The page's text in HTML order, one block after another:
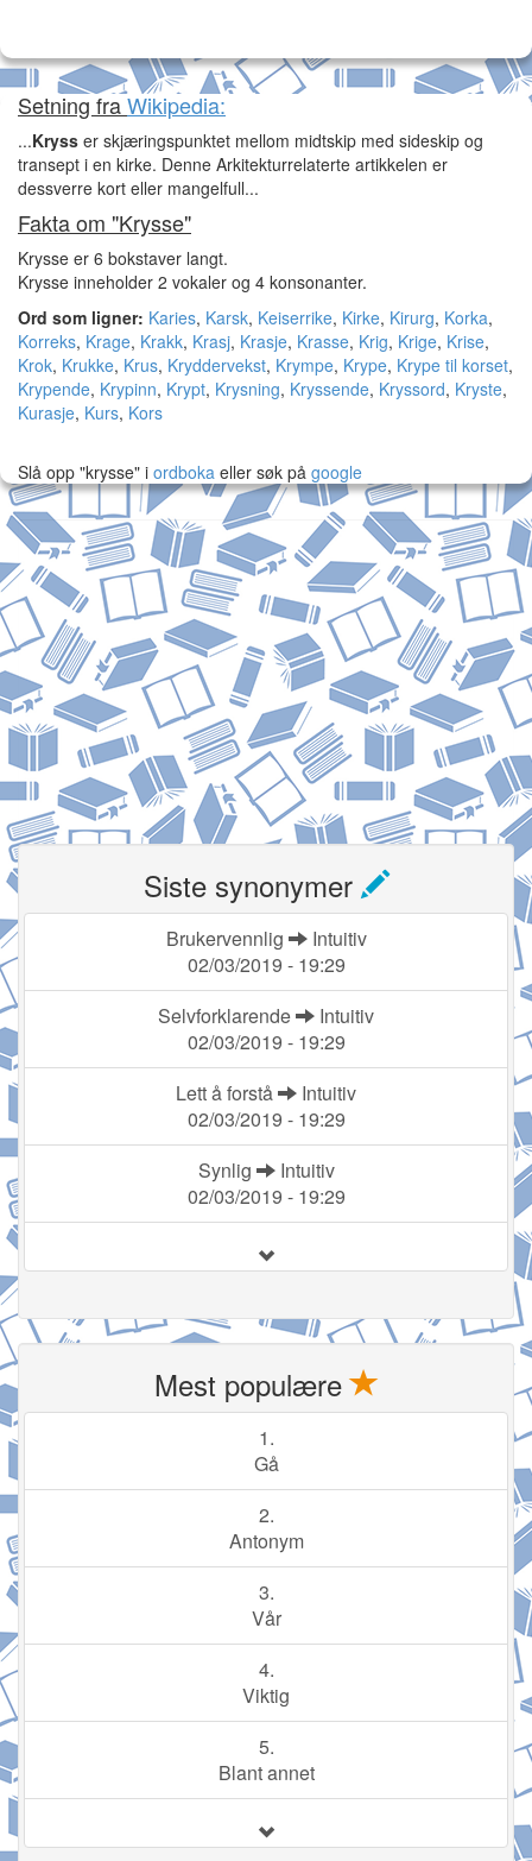
Setning fraWikipedia:
...Kryss er skjæringspunktet mellom midtskip med sideskip og
transept i en kirke. Denne Arkitekturrelaterte artikkelen er
dessverre kort eller mangelfull...
Fakta om "Krysse"
Krysse er 6 bokstaver langt.
Krysse inneholder 2 vokaler og 4 konsonanter.
Ord som ligner: Karies, Karsk, Keiserrike, Kirke, Kirurg, Korka,
Korreks, Krage, Krakk, Krasj, Krasje, Krasse, Krig, Krige, Krise,
Krok, Krukke, Krus, Kryddervekst, Krympe, Krype, Krype til korset,
Krypende, Krypinn, Krypt, Krysning, Kryssende, Kryssord, Kryste,
Kurasje, Kurs, Kors
Slå opp "krysse" i ordboka eller søk på google
Siste synonymer
Brukervennlig
Intuitiv
02/03/2019 - 19:29
Selvforklarende
Intuitiv
02/03/2019 - 19:29
Lett å forstå
Intuitiv
02/03/2019 - 19:29
Synlig
Intuitiv
02/03/2019 - 19:29
Mest populære
1.
Gå
2.
Antonym
3.
Vår
4.
Viktig
5.
Blant annet